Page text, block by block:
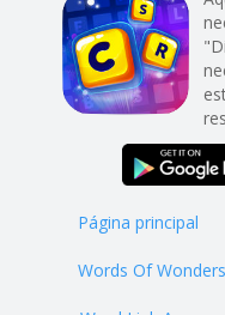
Página principal
Words Of